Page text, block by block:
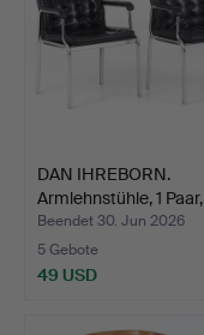
DAN IHREBORN.
Armlehnstühle, 1 Paar,
Stahl…
Beendet 30. Jun 2026
5 Gebote
49 USD